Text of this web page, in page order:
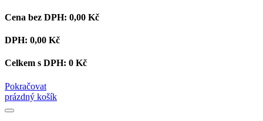
Cena bez DPH: 0,00 Kč
DPH: 0,00 Kč
Celkem s DPH: 0 Kč
Pokračovat
prázdný košík